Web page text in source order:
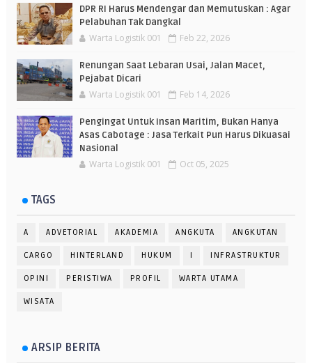
DPR RI Harus Mendengar dan Memutuskan : Agar
Pelabuhan Tak Dangkal
Warta Logistik 001 Feb 22, 2026
Renungan Saat Lebaran Usai, Jalan Macet,
Pejabat Dicari
Warta Logistik 001 Feb 14, 2026
Pengingat Untuk Insan Maritim, Bukan Hanya
Asas Cabotage : Jasa Terkait Pun Harus Dikuasai
Nasional
Warta Logistik 001 Oct 05, 2025
TAGS
A ADVETORIAL AKADEMIA ANGKUTA ANGKUTAN
CARGO HINTERLAND HUKUM I INFRASTRUKTUR
OPINI PERISTIWA PROFIL WARTA UTAMA
WISATA
ARSIP BERITA